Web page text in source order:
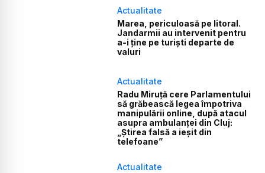
Actualitate
Marea, periculoasă pe litoral.
Jandarmii au intervenit pentru
a-i ține pe turiști departe de
valuri
Actualitate
Radu Miruță cere Parlamentului
să grăbească legea împotriva
manipulării online, după atacul
asupra ambulanței din Cluj:
„Știrea falsă a ieșit din
telefoane”
Actualitate